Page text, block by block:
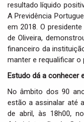
resultado líquido
A Previdência
em 2018. O
de Oliveira,
financeiro da
manter e requalificar o
Estudo dá a conhecer
No âmbito dos 90
estão a assinalar até
de abril, às 18h00,